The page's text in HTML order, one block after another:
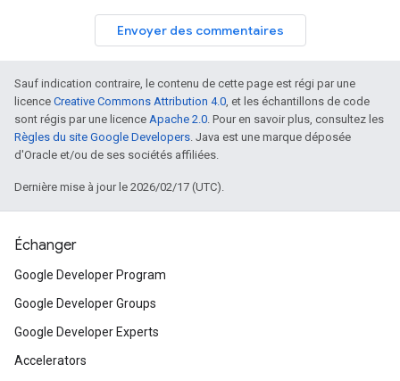
Envoyer des commentaires
Sauf indication contraire, le contenu de cette page est régi par une
licence Creative Commons Attribution 4.0, et les échantillons de code
sont régis par une licence Apache 2.0. Pour en savoir plus, consultez les
Règles du site Google Developers. Java est une marque déposée
d'Oracle et/ou de ses sociétés affiliées.
Dernière mise à jour le 2026/02/17 (UTC).
Échanger
Google Developer Program
Google Developer Groups
Google Developer Experts
Accelerators